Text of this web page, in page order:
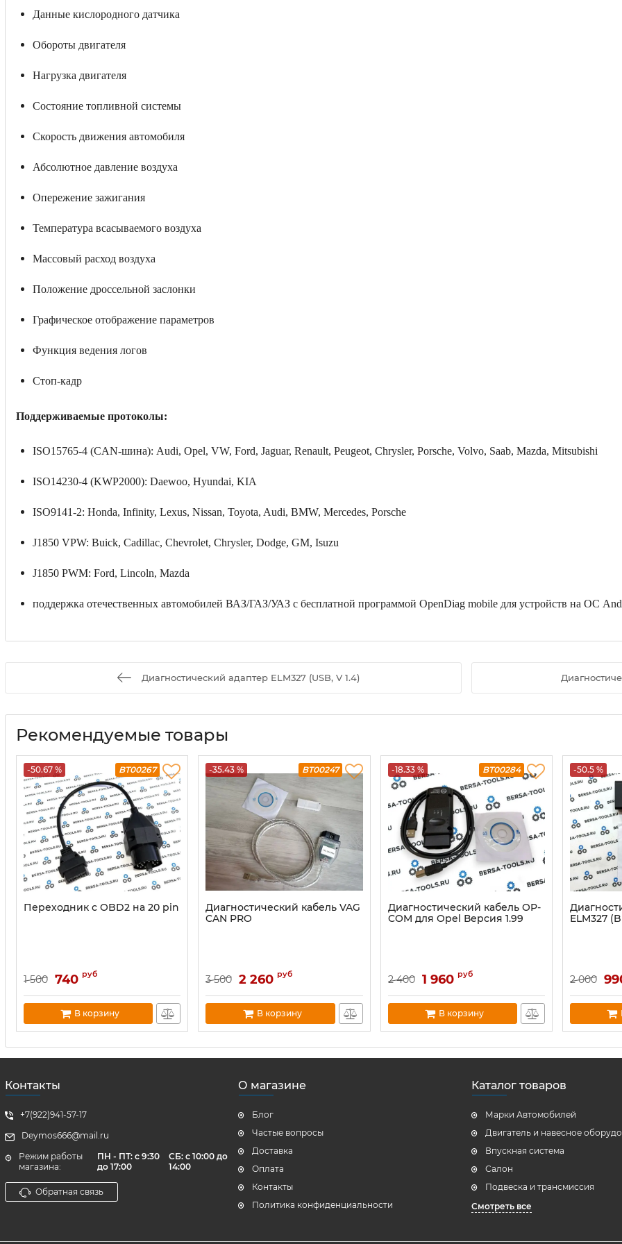
Данные кислородного датчика
Обороты двигателя
Нагрузка двигателя
Состояние топливной системы
Скорость движения автомобиля
Абсолютное давление воздуха
Опережение зажигания
Температура всасываемого воздуха
Массовый расход воздуха
Положение дроссельной заслонки
Графическое отображение параметров
Функция ведения логов
Стоп-кадр
Поддерживаемые протоколы:
ISO15765-4 (CAN-шина): Audi, Opel, VW, Ford, Jaguar, Renault, Peugeot, Chrysler, Porsche, Volvo, Saab, Mazda, Mitsubishi
ISO14230-4 (KWP2000): Daewoo, Hyundai, KIA
ISO9141-2: Honda, Infinity, Lexus, Nissan, Toyota, Audi, BMW, Mercedes, Porsche
J1850 VPW: Buick, Cadillac, Chevrolet, Chrysler, Dodge, GM, Isuzu
J1850 PWM: Ford, Lincoln, Mazda
поддержка отечественных автомобилей ВАЗ/ГАЗ/УАЗ с бесплатной программой OpenDiag mobile для устройств на ОС
Диагностический адаптер ELM327 (USB, V 1.4)
Рекомендуемые товары
-50.67 % BT00267
Переходник с OBD2 на 20 pin
1 500 740 руб
В корзину
-35.43 % BT00247
Диагностический кабель VAG
CAN PRO
3 500 2 260 руб
В корзину
-18.33 % BT00284
Диагностический кабель OP-
COM для Opel Версия 1.99
2 400 1 960 руб
В корзину
-50.5 %
ELM327
2 000
Контакты
+7(922)941-57-17
Deymos666@mail.ru
Режим работы
магазина:
ПН - ПТ: с 9:30
до 17:00
СБ: с 10:00 до
14:00
Обратная связь
О магазине
Блог
Частые вопросы
Доставка
Оплата
Контакты
Политика конфиденциальности
Каталог товаров
Марки Автомобилей
Двигатель и навесное
Впускная система
Салон
Подвеска и трансмиссия
Смотреть все